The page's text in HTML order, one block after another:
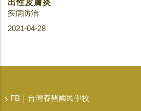
出性皮膚炎
疾病防治
2021-04-28
FB｜台灣養豬國民學校